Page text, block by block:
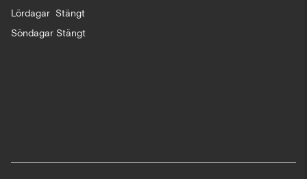
Lördagar Stängt
Söndagar Stängt